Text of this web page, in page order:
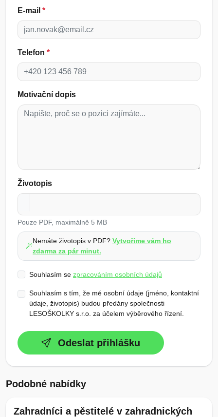
E-mail *
Telefon *
Motivační dopis
Životopis
Pouze PDF, maximálně 5 MB
Nemáte životopis v PDF? Vytvoříme vám ho
zdarma za pár minut.
Souhlasím se zpracováním osobních údajů
Souhlasím s tím, že mé osobní údaje (jméno, kontaktní
údaje, životopis) budou předány společnosti
LESOŠKOLKY s.r.o. za účelem výběrového řízení.
Odeslat přihlášku
Podobné nabídky
Zahradníci a pěstitelé v zahradnických